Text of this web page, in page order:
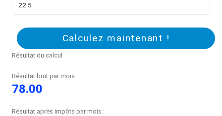
Calculez maintenant !
Résultat du calcul
Résultat brut par mois :
78.00
Résultat après impôts par mois :